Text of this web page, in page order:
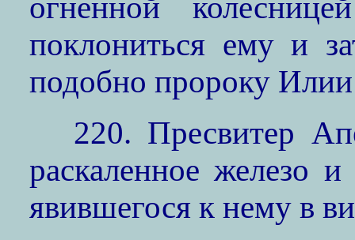
огненной
поклониться ему и
подобно пророку Илии
220. Пресвитер
раскаленное железо
явившегося к нему в